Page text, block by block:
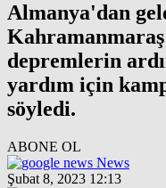
Almanya'dan
depremlerin
yardım için
söyledi.
ABONE OL
News
Şubat 8, 2023 12:13